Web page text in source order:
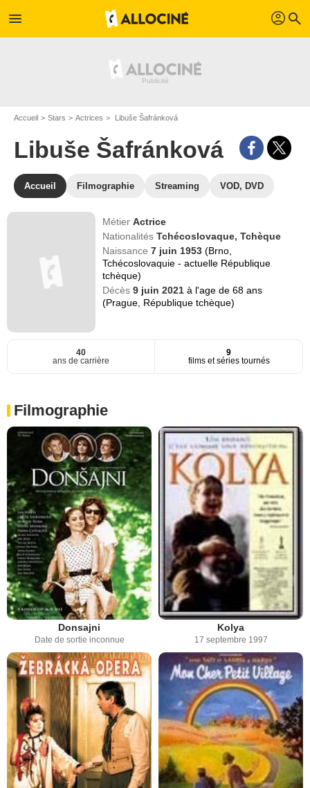
menu profil search
Accueil Stars Actrices Libuše Šafránková
Libuše Šafránková
Accueil Filmographie Streaming VOD, DVD
MétierActrice
NationalitésTchécoslovaque, Tchèque
Naissance7 juin 1953(Brno,
Tchécoslovaquie - actuelle République
tchèque)
Décès9 juin 2021à l'age de 68 ans
(Prague, République tchèque)
40
ans de carrière
9
films et séries tournés
Filmographie
Donsajni
Date de sortie inconnue
Kolya
17 septembre 1997